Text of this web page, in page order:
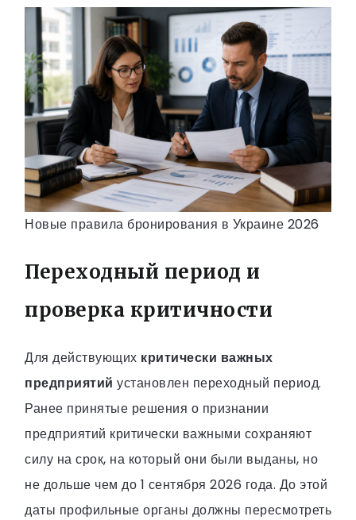
Новые правила бронирования в Украине 2026
Переходный период и
проверка критичности
Для действующих критически важных
предприятий установлен переходный период.
Ранее принятые решения о признании
предприятий критически важными сохраняют
силу на срок, на который они были выданы, но
не дольше чем до 1 сентября 2026 года. До этой
даты профильные органы должны пересмотреть